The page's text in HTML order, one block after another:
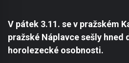
V pátek 3.11. se v pražském
pražské Náplavce sešly hned
horolezecké osobnosti.